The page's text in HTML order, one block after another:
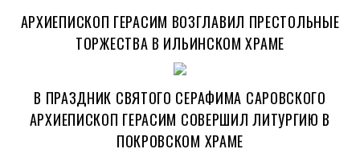
АРХИЕПИСКОП ГЕРАСИМ ВОЗГЛАВИЛ ПРЕСТОЛЬНЫЕ
ТОРЖЕСТВА В ИЛЬИНСКОМ ХРАМЕ
В ПРАЗДНИК СВЯТОГО СЕРАФИМА САРОВСКОГО
АРХИЕПИСКОП ГЕРАСИМ СОВЕРШИЛ ЛИТУРГИЮ В
ПОКРОВСКОМ ХРАМЕ